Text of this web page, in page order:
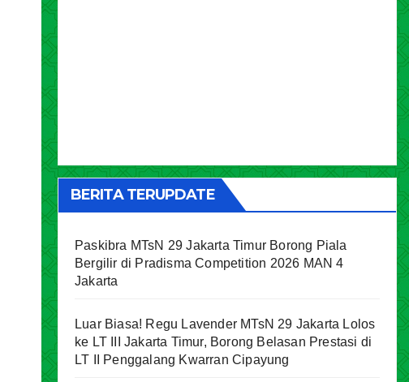
BERITA TERUPDATE
Paskibra MTsN 29 Jakarta Timur Borong Piala
Bergilir di Pradisma Competition 2026 MAN 4
Jakarta
Luar Biasa! Regu Lavender MTsN 29 Jakarta Lolos
ke LT III Jakarta Timur, Borong Belasan Prestasi di
LT II Penggalang Kwarran Cipayung